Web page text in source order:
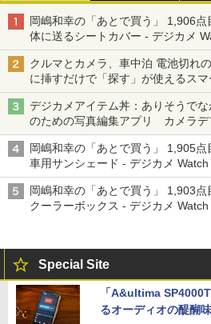
岡嶋和幸の「あとで買う」 1,906
体に送るシートカバー - デジカメ
クルマとカメラ、車中泊 電池切れ
に挿すだけで「探す」が使えるス
デジカメアイテム丼：ありそうでな
のための写真編集アプリ カメラデ
る「Filmator」
岡嶋和幸の「あとで買う」 1,905
車用サンシェード - デジカメ Watch
岡嶋和幸の「あとで買う」 1,903
クーラーボックス - デジカメ Watch
Special Site
「A&ultima
るオーディオの醍醐味